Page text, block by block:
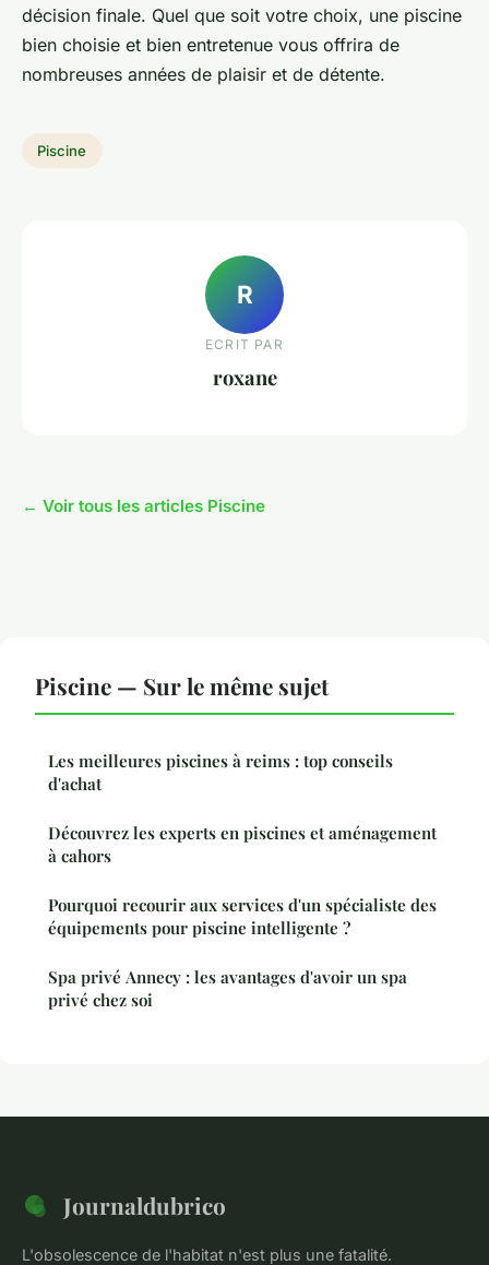
décision finale. Quel que soit votre choix, une piscine
bien choisie et bien entretenue vous offrira de
nombreuses années de plaisir et de détente.
Piscine
R
ECRIT PAR
roxane
← Voir tous les articles Piscine
Piscine — Sur le même sujet
Les meilleures piscines à reims : top conseils
d'achat
Découvrez les experts en piscines et aménagement
à cahors
Pourquoi recourir aux services d'un spécialiste des
équipements pour piscine intelligente ?
Spa privé Annecy : les avantages d'avoir un spa
privé chez soi
Journaldubrico
L'obsolescence de l'habitat n'est plus une fatalité.